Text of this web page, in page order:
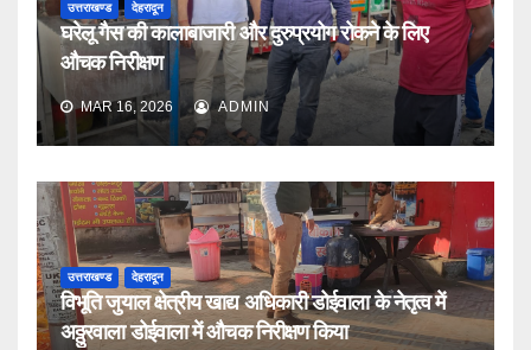
उत्तराखण्ड देहरादून
घरेलू गैस की कालाबाजारी और दुरुप्रयोग रोकने के लिए
औचक निरीक्षण
MAR 16, 2026 ADMIN
उत्तराखण्ड देहरादून
विभूति जुयाल क्षेत्रीय खाद्य अधिकारी डोईवाला के नेतृत्व में
अठ्ठुरवाला डोईवाला में औचक निरीक्षण किया